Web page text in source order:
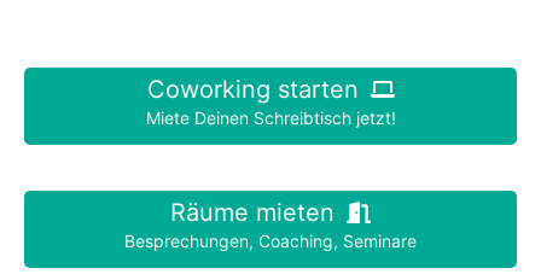
Coworking starten
Miete Deinen Schreibtisch jetzt!
Räume mieten
Besprechungen, Coaching, Seminare